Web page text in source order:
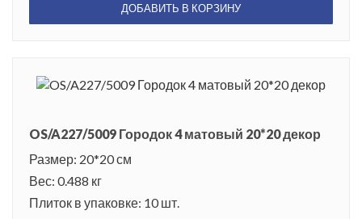
ДОБАВИТЬ В КОРЗИНУ
OS/A227/5009 Городок 4 матовый 20*20 декор
Размер: 20*20 см
Вес: 0.488 кг
Плиток в упаковке: 10 шт.